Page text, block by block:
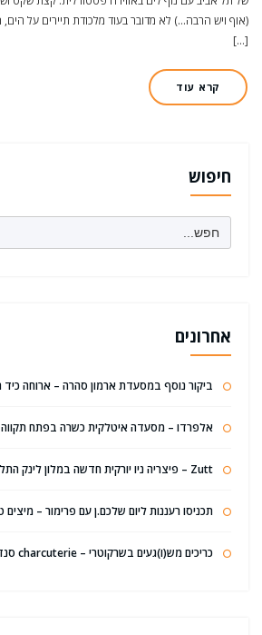
(אוף ויש הרבה…) לא מדובר בעוד מלכודת תיירים על הים,
[…]
קרא עוד
חיפוש
Search
for:
אחרונים
ביקור נוסף במסעדת ארמון סהרה – ארוחה כיד
אלפרדו – מסעדה איטלקית כשרה בפתח תקווה
Zutt – פיצריה ניו יורקית חדשה במלון לינק התל אביבי
תכניסו רעננות ליום שלכם.ן עם פרימור – מיצים
כריכים מש(ו)געים בשרקוטרי – charcuterie סנדוויץ' בר – תל אביב